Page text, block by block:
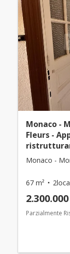
Monaco -
Fleurs -
Monaco -
67 m²
Parzialmente